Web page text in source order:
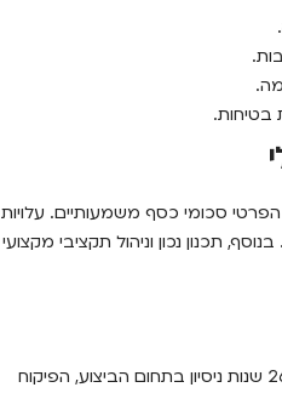
בטיחות.
סכומי כסף משמעותיים. עלויות
תכנון נכון וניהול תקציבי מקצועי
, לאחר 26 שנות ניסיון בתחום הביצוע, הפיקוח